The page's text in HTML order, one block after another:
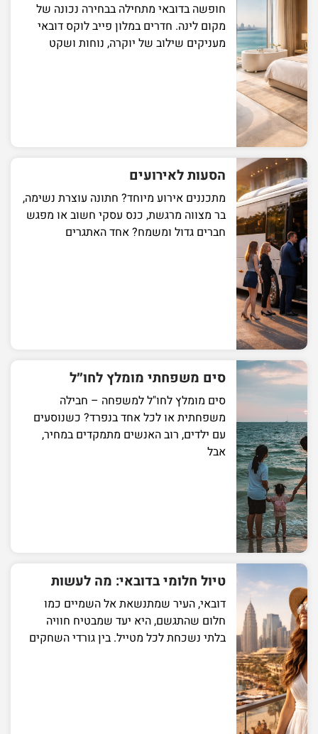
חופשה בדובאי מתחילה בבחירה נכונה של
מקום לינה. חדרים במלון פייב לוקס דובאי
מעניקים שילוב של יוקרה, נוחות ושקט
הסעות לאירועים
מתכננים אירוע מיוחד? חתונה עוצרת נשימה,
בר מצווה מרגשת, כנס עסקי חשוב או מפגש
חברים גדול ומשמח? אחד האתגרים
סים משפחתי מומלץ לחו״ל
סים מומלץ לחו"ל למשפחה – חבילה
משפחתית או לכל אחד בנפרד? כשנוסעים
עם ילדים, רוב האנשים מתמקדים במחיר,
אבל
טיול חלומי בדובאי: מה לעשות
דובאי, העיר שמתנשאת אל השמיים כמו
חלום שהתגשם, היא יעד שמבטיח חוויה
בלתי נשכחת לכל מטייל. בין גורדי השחקים